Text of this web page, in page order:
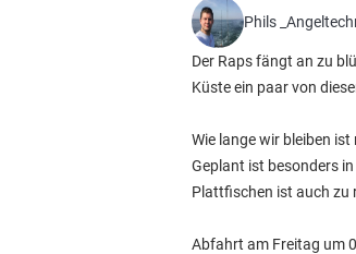
Phils
Der Raps fängt an zu
Küste ein paar von
Wie lange wir bleiben
Geplant ist besonders
Plattfischen ist auch zu
Abfahrt am Freitag um